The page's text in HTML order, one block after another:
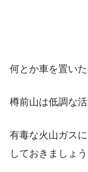
何とか車を置い
樽前山は低調な
有毒な火山ガス
しておきましょう